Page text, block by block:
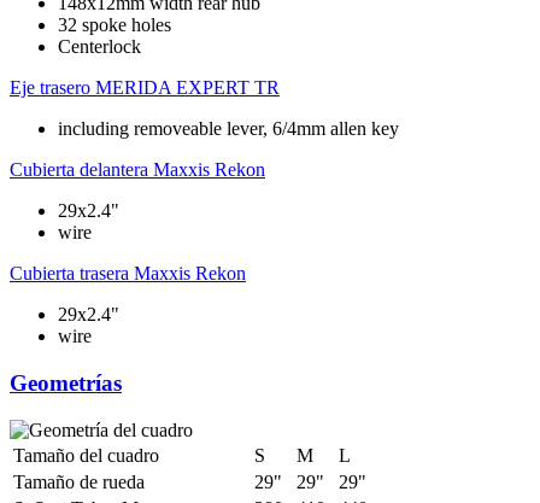
32 spoke holes
Centerlock
Eje trasero MERIDA EXPERT TR
including removeable lever, 6/4mm allen key
Cubierta delantera Maxxis Rekon
29x2.4"
wire
Cubierta trasera Maxxis Rekon
29x2.4"
wire
Geometrías
Tamaño del cuadro S M
L
Tamaño de rueda
29" 29"
29"